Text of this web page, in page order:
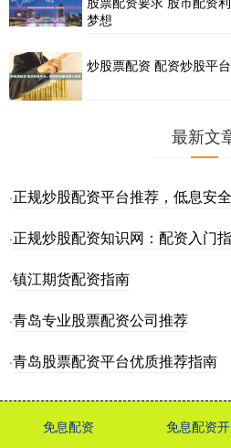
梦想
炒股票配资 配资炒股平
最新文
·正规炒股配资平台推荐，低息安全
·正规炒股配资知识网：配资入门
·镇江期货配资指南
·青岛专业股票配资公司推荐
·青岛股票配资平台优质推荐指南
免息配资 免息配资